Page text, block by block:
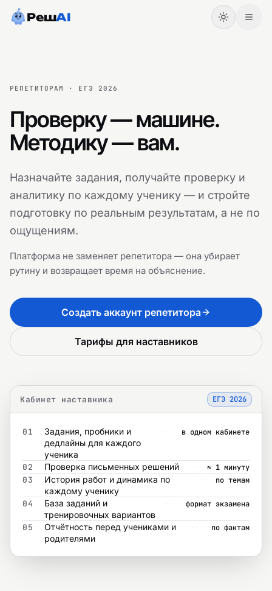
РешAI
Начать Войти
РЕПЕТИТОРАМ · ЕГЭ 2026
Проверку — машине.
Методику — вам.
Назначайте задания, получайте проверку и
аналитику по каждому ученику — и стройте
подготовку по реальным результатам, а не по
ощущениям.
Платформа не заменяет репетитора — она убирает
рутину и возвращает время на объяснение.
Создать аккаунт репетитора
Тарифы для наставников
Кабинет наставника ЕГЭ 2026
01
Задания, пробники и
дедлайны для каждого
ученика
в одном кабинете
02 Проверка письменных решений ≈ 1 минуту
03
История работ и динамика по
каждому ученику
по темам
04
База заданий и
тренировочных вариантов
формат экзамена
05
Отчётность перед учениками и
родителями
по фактам